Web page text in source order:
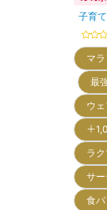
子育
マ
最
ウ
＋
ラ
サ
食